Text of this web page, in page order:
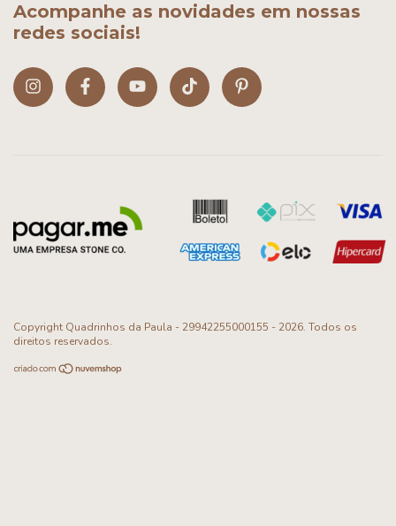
Acompanhe as novidades em nossas
redes sociais!
Copyright Quadrinhos da Paula - 29942255000155 - 2026. Todos os
direitos reservados.